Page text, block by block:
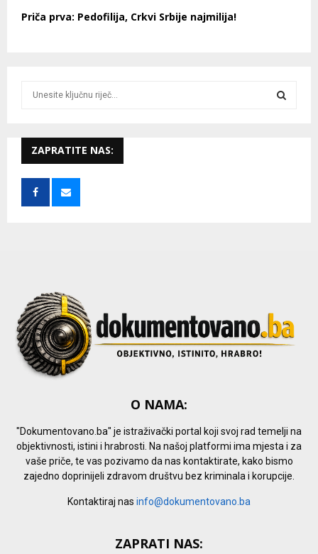
Priča prva: Pedofilija, Crkvi Srbije najmilija!
h
f
r
ZAPRATITE NAS:
O NAMA:
"Dokumentovano.ba" je istraživački portal koji svoj rad temelji na
objektivnosti, istini i hrabrosti. Na našoj platformi ima mjesta i za
vaše priče, te vas pozivamo da nas kontaktirate, kako bismo
zajedno doprinijeli zdravom društvu bez kriminala i korupcije.
Kontaktiraj nas info@dokumentovano.ba
ZAPRATI NAS: